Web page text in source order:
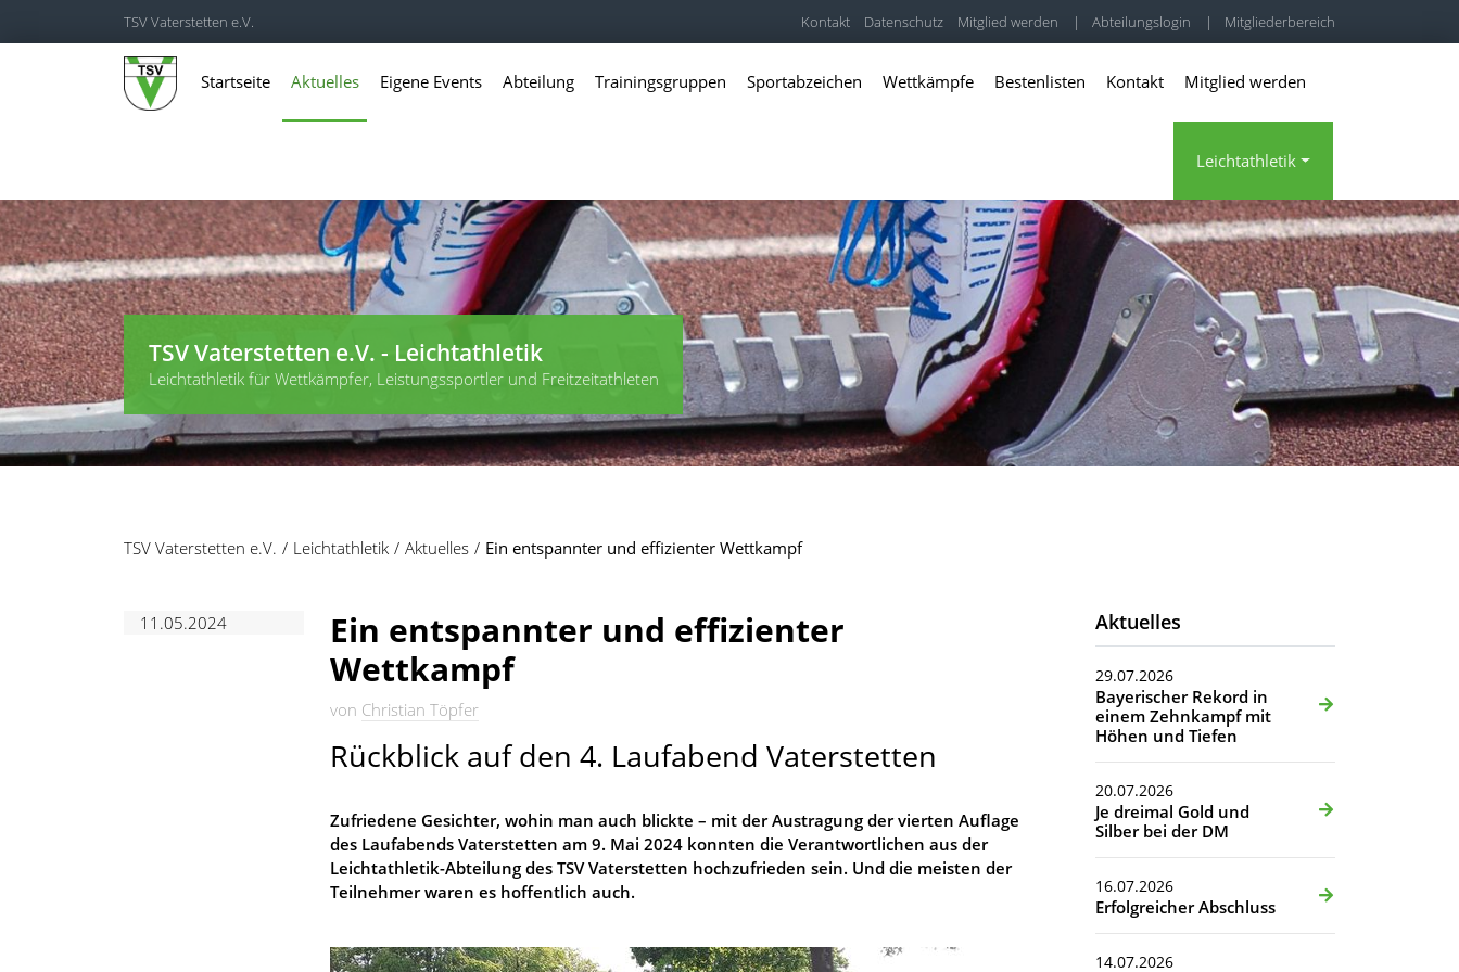
TSV Vaterstetten e.V. Kontakt Datenschutz Mitglied werden | Abteilungslogin | Mitgliederbereich
Startseite Aktuelles Eigene Events Abteilung Trainingsgruppen Sportabzeichen Wettkämpfe Bestenlisten Kontakt Mitglied werden
Leichtathletik
TSV Vaterstetten e.V. - Leichtathletik
Leichtathletik für Wettkämpfer, Leistungssportler und Freitzeitathleten
TSV Vaterstetten e.V. Leichtathletik Aktuelles Ein entspannter und effizienter Wettkampf
11.05.2024
Ein entspannter und effizienter
Wettkampf
von Christian Töpfer
Rückblick auf den 4. Laufabend Vaterstetten
Zufriedene Gesichter, wohin man auch blickte – mit der Austragung der vierten Auflage
des Laufabends Vaterstetten am 9. Mai 2024 konnten die Verantwortlichen aus der
Leichtathletik-Abteilung des TSV Vaterstetten hochzufrieden sein. Und die meisten der
Teilnehmer waren es hoffentlich auch.
Aktuelles
29.07.2026
Bayerischer Rekord in
einem Zehnkampf mit
Höhen und Tiefen
20.07.2026
Je dreimal Gold und
Silber bei der DM
16.07.2026
Erfolgreicher Abschluss
14.07.2026